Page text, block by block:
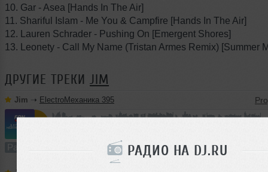
РАДИО НА DJ.RU
10. Gar - Asea [Hands In The Air]
11. Shariful Islam - Me You & Campfire [Hands In The Air]
12. Lauren Schrader - Pushing On [Emergent Shores]
13. Leonety - Call My Name (Tristan Armes Remix) [Summer
ДРУГИЕ ТРЕКИ JIM
Jim ➝ ElectroМеханика 395
Радио-шоу В плейлист (в 2 плейлистах)